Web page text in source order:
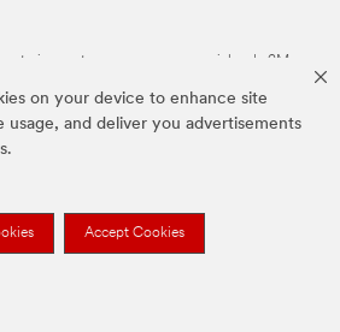
on your device to enhance site
usage, and deliver you advertisements
Accept Cookies
anteriormente son marcas comerciales de 3M.